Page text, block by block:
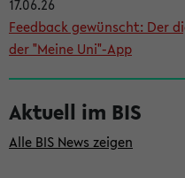
s
t
e
17.06.26
Feedback gewünscht: Der
der "Meine Uni"-App
Aktuell im BIS
Alle BIS News zeigen